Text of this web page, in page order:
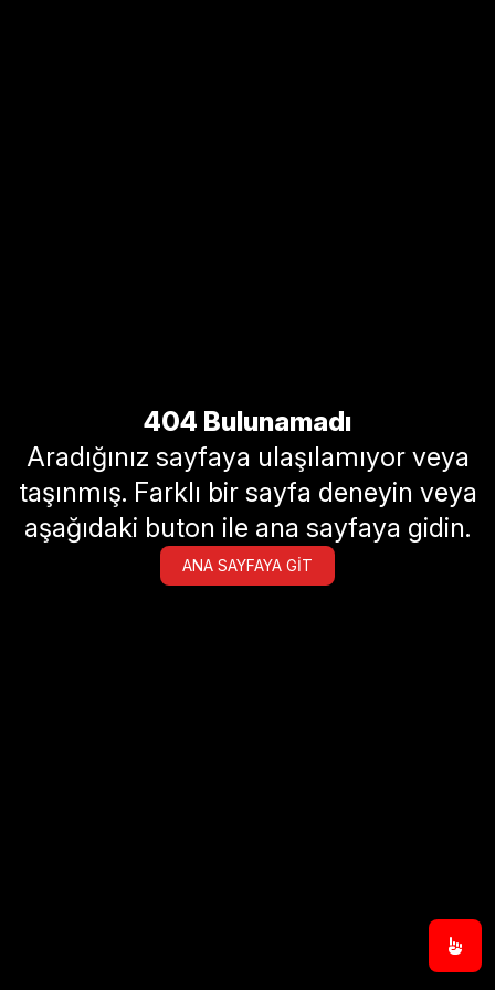
404 Bulunamadı
Aradığınız sayfaya ulaşılamıyor veya
taşınmış. Farklı bir sayfa deneyin veya
aşağıdaki buton ile ana sayfaya gidin.
ANA SAYFAYA GIT